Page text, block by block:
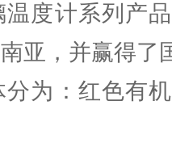
温度计系列产
亚，并赢得了
为：红色有